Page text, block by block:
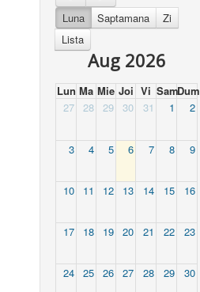
Luna Saptamana
Zi
Lista
Aug 2026
Lun Ma Mie Joi Vi SamDum
27
28 29 30 31 1 2
3 4 5 6 7 8 9
10 11 12 13 14 15 16
17 18 19 20 21 22 23
24 25 26 27 28 29 30